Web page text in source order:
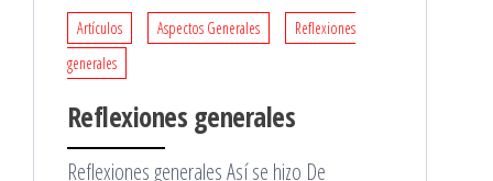
Artículos Aspectos Generales
Reflexiones
generales
Reflexiones generales
Reflexiones generales Así se hizo De